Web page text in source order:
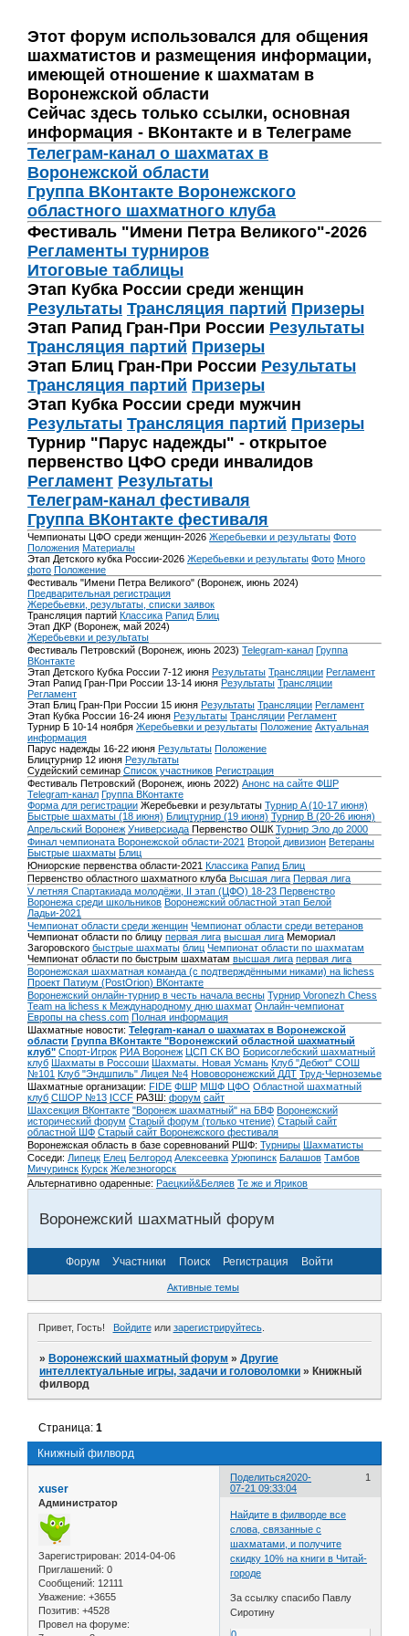
Этот форум использовался для общения
шахматистов и размещения информации,
имеющей отношение к шахматам в
Воронежской области
Сейчас здесь только ссылки, основная
информация - ВКонтакте и в Телеграме
Телеграм-канал о шахматах в
Воронежской области
Группа ВКонтакте Воронежского
областного шахматного клуба
Фестиваль "Имени Петра Великого"-2026
Регламенты турниров
Итоговые таблицы
Этап Кубка России среди женщин
Результаты Трансляция партий Призеры
Этап Рапид Гран-При России Результаты
Трансляция партий Призеры
Этап Блиц Гран-При России Результаты
Трансляция партий Призеры
Этап Кубка России среди мужчин
Результаты Трансляция партий Призеры
Турнир "Парус надежды" - открытое
первенство ЦФО среди инвалидов
Регламент Результаты
Телеграм-канал фестиваля
Группа ВКонтакте фестиваля
Чемпионаты ЦФО среди женщин-2026 Жеребьевки и результаты Фото
Положения Материалы
Этап Детского кубка России-2026 Жеребьевки и результаты Фото Много
фото Положение
Фестиваль "Имени Петра Великого" (Воронеж, июнь 2024)
Предварительная регистрация
Жеребьевки, результаты, списки заявок
Трансляция партий Классика Рапид Блиц
Этап ДКР (Воронеж, май 2024)
Жеребьевки и результаты
Фестиваль Петровский (Воронеж, июнь 2023) Telegram-канал Группа
ВКонтакте
Этап Детского Кубка России 7-12 июня Результаты Трансляции Регламент
Этап Рапид Гран-При России 13-14 июня Результаты Трансляции
Регламент
Этап Блиц Гран-При России 15 июня Результаты Трансляции Регламент
Этап Кубка России 16-24 июня Результаты Трансляции Регламент
Турнир Б 10-14 ноября Жеребьевки и результаты Положение Актуальная
информация
Парус надежды 16-22 июня Результаты Положение
Блицтурнир 12 июня Результаты
Судейский семинар Список участников Регистрация
Фестиваль Петровский (Воронеж, июнь 2022) Анонс на сайте ФШР
Telegram-канал Группа ВКонтакте
Форма для регистрации Жеребьевки и результаты Турнир A (10-17 июня)
Быстрые шахматы (18 июня) Блицтурнир (19 июня) Турнир B (20-26 июня)
Апрельский Воронеж Универсиада Первенство ОШК Турнир Эло до 2000
Финал чемпионата Воронежской области-2021 Второй дивизион Ветераны
Быстрые шахматы Блиц
Юниорские первенства области-2021 Классика Рапид Блиц
Первенство областного шахматного клуба Высшая лига Первая лига
V летняя Спартакиада молодёжи, II этап (ЦФО) 18-23 Первенство
Воронежа среди школьников Воронежский областной этап Белой
Ладьи-2021
Чемпионат области среди женщин Чемпионат области среди ветеранов
Чемпионат области по блицу первая лига высшая лига Мемориал
Загоровского быстрые шахматы блиц Чемпионат области по шахматам
Чемпионат области по быстрым шахматам высшая лига первая лига
Воронежская шахматная команда (с подтверждёнными никами) на lichess
Проект Патиум (PostOrion) ВКонтакте
Воронежский онлайн-турнир в честь начала весны Турнир Voronezh Chess
Team на lichess к Международному дню шахмат Онлайн-чемпионат
Европы на chess.com Полная информация
Шахматные новости: Telegram-канал о шахматах в Воронежской
области Группа ВКонтакте "Воронежский областной шахматный
клуб" Спорт-Игрок РИА Воронеж ЦСП СК ВО Борисоглебский шахматный
клуб Шахматы в Россоши Шахматы. Новая Усмань Клуб "Дебют" СОШ
№101 Клуб "Эндшпиль" Лицея №4 Нововоронежский ДДТ Труд-Черноземье
Шахматные организации: FIDE ФШР МШФ ЦФО Областной шахматный
клуб СШОР №13 ICCF РАЗШ: форум сайт
Шахсекция ВКонтакте "Воронеж шахматный" на БВФ Воронежский
исторический форум Cтарый форум (только чтение) Старый сайт
областной ШФ Старый сайт Воронежского фестиваля
Воронежская область в базе соревнований РШФ: Турниры Шахматисты
Соседи: Липецк Елец Белгород Алексеевка Урюпинск Балашов Тамбов
Мичуринск Курск Железногорск
Альтернативно одаренные: Раецкий&Беляев Те же и Яриков
Воронежский шахматный форум
Форум Участники Поиск Регистрация Войти
Активные темы
Привет, Гость! Войдитеили зарегистрируйтесь.
»Воронежский шахматный форум »Другие
интеллектуальные игры, задачи и головоломки »Книжный
филворд
Книжный филворд
Страница:1
Поделиться 1
2020-
07-21 09:33:04
xuser
Администратор
Зарегистрирован: 2014-04-06
Приглашений: 0
Сообщений: 12111
Уважение: +3655
Позитив: +4528
Провел на форуме:
Найдите в филворде все
слова, связанные с
шахматами, и получите
скидку 10% на книги в Читай-
городе
За ссылку спасибо Павлу
Сиротину